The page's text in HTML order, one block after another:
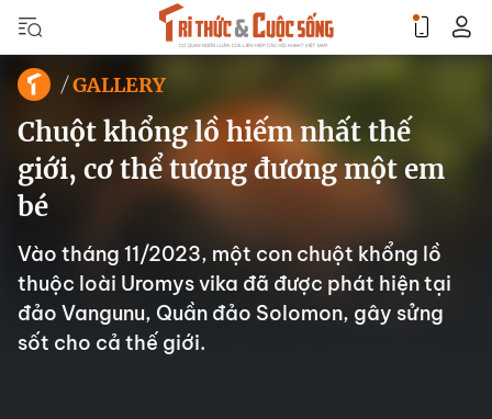
GALLERY
Chuột khổng lồ hiếm nhất thế
giới, cơ thể tương đương một em
bé
Vào tháng 11/2023, một con chuột khổng lồ
thuộc loài Uromys vika đã được phát hiện tại
đảo Vangunu, Quần đảo Solomon, gây sửng
sốt cho cả thế giới.